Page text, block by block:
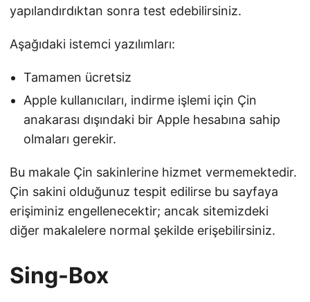
yapılandırdıktan sonra test edebilirsiniz.
Aşağıdaki istemci yazılımları:
Tamamen ücretsiz
Apple kullanıcıları, indirme işlemi için Çin
anakarası dışındaki bir Apple hesabına sahip
olmaları gerekir.
Bu makale Çin sakinlerine hizmet vermemektedir.
Çin sakini olduğunuz tespit edilirse bu sayfaya
erişiminiz engellenecektir; ancak sitemizdeki
diğer makalelere normal şekilde erişebilirsiniz.
Sing-Box